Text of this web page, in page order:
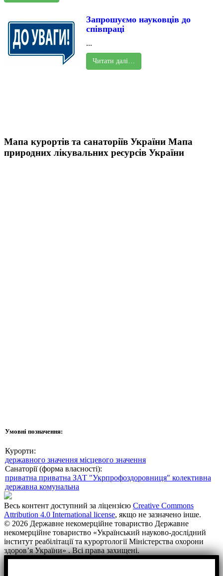
Запрошуємо науковців до
співпраці
...
Читати далі…
Мапа курортів та санаторіїв України Мапа
природних лікувальних ресурсів України
Умовні позначення:
Курорти:
державного значення місцевого значення
Санаторії (форма власності):
приватна приватна ЗАТ "Укрпрофоздоровниця" колективна
державна комунальна
Весь контент доступний за ліцензією Creative Commons
Attribution 4.0 International license, якщо не зазначено інше.
© 2026 Державне некомерційне товариство Державне
некомерційне товариство «Український науково-дослідний
інститут реабілітації та курортології Міністерства охорони
здоров’я України» . Всі права захищені.